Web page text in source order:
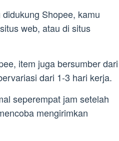
Shopee, kamu
web, atau di situs
item juga bersumber dari
dari 1-3 hari kerja.
seperempat jam setelah
mengirimkan